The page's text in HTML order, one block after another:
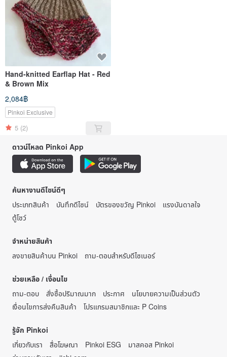
Hand-knitted Earflap Hat - Red
& Brown Mix
2,084฿
Pinkoi Exclusive
5 (2)
ดาวน์โหลด Pinkoi App
ค้นหางานดีไซน์ดีๆ
ประเภทสินค้า
บันทึกดีไซน์ บัตรของขวัญ Pinkoi
แรงบันดาลใจ
ตู้โชว์
จำหน่ายสินค้า
ลงขายสินค้าบน Pinkoi
ถาม-ตอบสำหรับดีไซเนอร์
ช่วยเหลือ / เงื่อนไข
ถาม-ตอบ
สั่งซื้อปริมาณมาก ประกาศ
นโยบายความเป็นส่วนตัว
เงื่อนไขการส่งคืนสินค้า
โปรแกรมสมาชิกและ P Coins
รู้จัก Pinkoi
เกี่ยวกับเรา
สื่อโฆษณา Pinkoi ESG
มาสคอส Pinkoi